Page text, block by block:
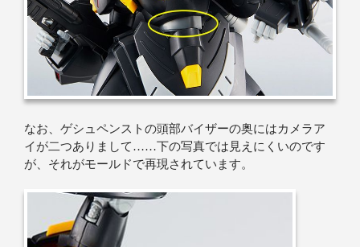
なお、ゲシュペンストの頭部バイザーの奥にはカメラア
イが二つありまして……下の写真では見えにくいのです
が、それがモールドで再現されています。